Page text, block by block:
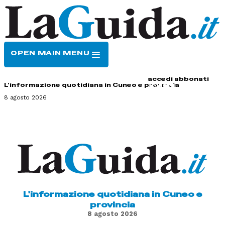
OPEN MAIN MENU
accedi abbonati
L'informazione quotidiana in Cuneo e provincia
8 agosto 2026
L'informazione quotidiana in Cuneo e
provincia
8 agosto 2026